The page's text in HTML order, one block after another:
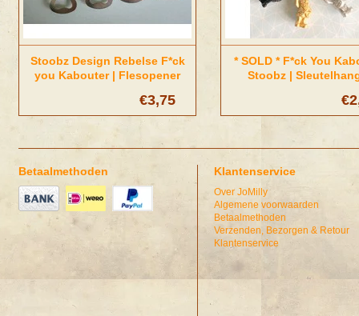
Stoobz Design Rebelse F*ck
you Kabouter | Flesopener
€3,75
* SOLD * F*ck You
Stoobz |
Betaalmethoden Klantenservice
Over JoMilly
Algemene voorwaarden
Betaalmethoden
Verzenden, Bezorgen & Retour
Klantenservice